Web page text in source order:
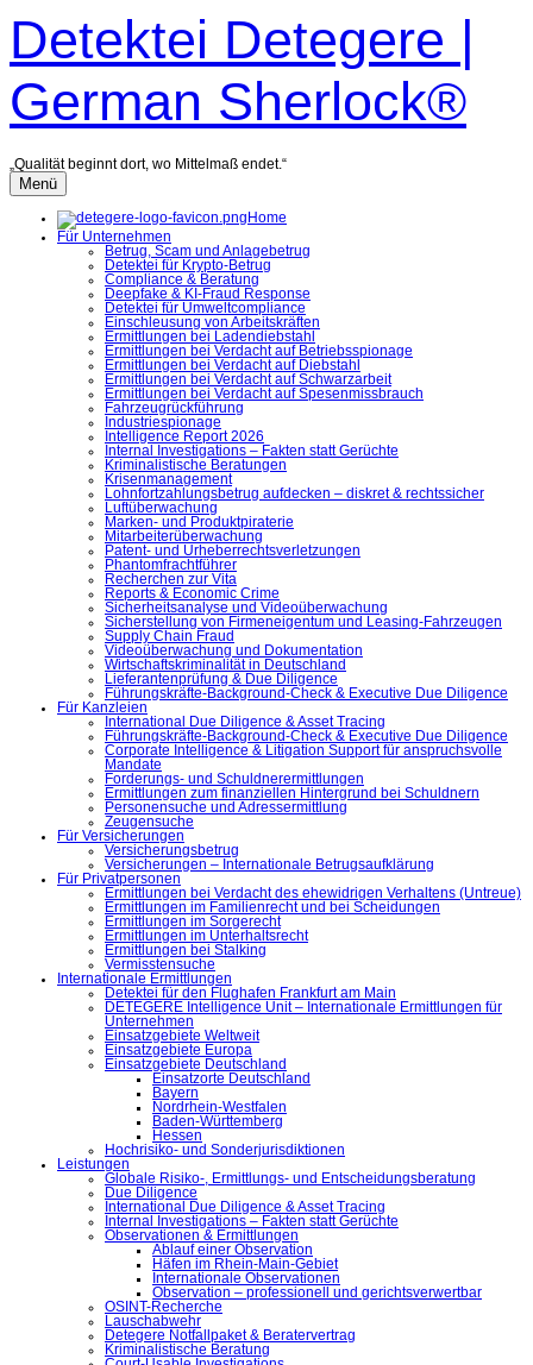
Inhalt
überspringen
Detektei Detegere |
German Sherlock®
„Qualität beginnt dort, wo Mittelmaß endet.“
Menü
Home
Für Unternehmen
Betrug, Scam und Anlagebetrug
Detektei für Krypto-Betrug
Compliance & Beratung
Deepfake & KI-Fraud Response
Detektei für Umweltcompliance
Einschleusung von Arbeitskräften
Ermittlungen bei Ladendiebstahl
Ermittlungen bei Verdacht auf Betriebsspionage
Ermittlungen bei Verdacht auf Diebstahl
Ermittlungen bei Verdacht auf Schwarzarbeit
Ermittlungen bei Verdacht auf Spesenmissbrauch
Fahrzeugrückführung
Industriespionage
Intelligence Report 2026
Internal Investigations – Fakten statt Gerüchte
Kriminalistische Beratungen
Krisenmanagement
Lohnfortzahlungsbetrug aufdecken – diskret & rechtssicher
Luftüberwachung
Marken- und Produktpiraterie
Mitarbeiterüberwachung
Patent- und Urheberrechtsverletzungen
Phantomfrachtführer
Recherchen zur Vita
Reports & Economic Crime
Sicherheitsanalyse und Videoüberwachung
Sicherstellung von Firmeneigentum und Leasing-Fahrzeugen
Supply Chain Fraud
Videoüberwachung und Dokumentation
Wirtschaftskriminalität in Deutschland
Lieferantenprüfung & Due Diligence
Führungskräfte-Background-Check & Executive Due Diligence
Für Kanzleien
International Due Diligence & Asset Tracing
Führungskräfte-Background-Check & Executive Due Diligence
Corporate Intelligence & Litigation Support für anspruchsvolle
Mandate
Forderungs- und Schuldnerermittlungen
Ermittlungen zum finanziellen Hintergrund bei Schuldnern
Personensuche und Adressermittlung
Zeugensuche
Für Versicherungen
Versicherungsbetrug
Versicherungen – Internationale Betrugsaufklärung
Für Privatpersonen
Ermittlungen bei Verdacht des ehewidrigen Verhaltens (Untreue)
Ermittlungen im Familienrecht und bei Scheidungen
Ermittlungen im Sorgerecht
Ermittlungen im Unterhaltsrecht
Ermittlungen bei Stalking
Vermisstensuche
Internationale Ermittlungen
Detektei für den Flughafen Frankfurt am Main
DETEGERE Intelligence Unit – Internationale Ermittlungen für
Unternehmen
Einsatzgebiete Weltweit
Einsatzgebiete Europa
Einsatzgebiete Deutschland
Einsatzorte Deutschland
Bayern
Nordrhein-Westfalen
Baden-Württemberg
Hessen
Hochrisiko- und Sonderjurisdiktionen
Leistungen
Globale Risiko-, Ermittlungs- und Entscheidungsberatung
Due Diligence
International Due Diligence & Asset Tracing
Internal Investigations – Fakten statt Gerüchte
Observationen & Ermittlungen
Ablauf einer Observation
Häfen im Rhein-Main-Gebiet
Internationale Observationen
Observation – professionell und gerichtsverwertbar
OSINT-Recherche
Lauschabwehr
Detegere Notfallpaket & Beratervertrag
Kriminalistische Beratung